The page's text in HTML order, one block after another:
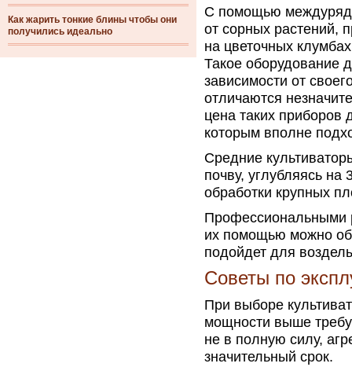
Как жарить тонкие блины чтобы они
получились идеально
С помощью
от сорных растений,
на цветочных
Такое оборудование
зависимости от
отличаются
цена таких приборов
которым вполне
Средние
почву, углубляясь
обработки крупных
Профессиональными
их помощью можно
подойдет для
Советы по
При выборе
мощности выше
не в полную силу,
значительный срок.